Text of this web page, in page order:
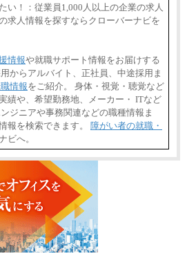
い！：従業員1,000人以上の企業の求人
求人情報を探すならクローバーナビを
情報や就職サポート情報をお届けする
からアルバイト、正社員、中途採用ま
情報をご紹介。 身体・視覚・聴覚など
績や、希望勤務地、メーカー・ ITなど
ジニアや事務関連などの職種情報ま
報を検索できます。 障がい者の就職・
ビへ。